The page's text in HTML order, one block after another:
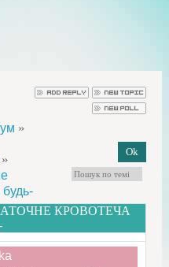
»
»
КРОВОТЕЧА